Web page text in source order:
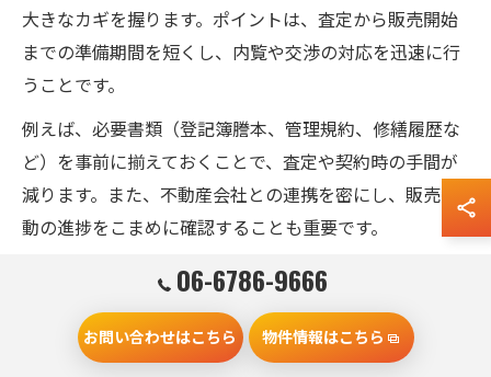
大きなカギを握ります。ポイントは、査定から販売開始
までの準備期間を短くし、内覧や交渉の対応を迅速に行
うことです。
例えば、必要書類（登記簿謄本、管理規約、修繕履歴な
ど）を事前に揃えておくことで、査定や契約時の手間が
減ります。また、不動産会社との連携を密にし、販売活
動の進捗をこまめに確認することも重要です。
過去の事例では、売却活動中に内覧希望者への即時対応
ったケースが多く見られます。特に門真市のようなエリ
アでは、地域の相場や買い手の動向を把握し、タイミン
06-6786-9666
お問い合わせはこちら 物件情報はこちら